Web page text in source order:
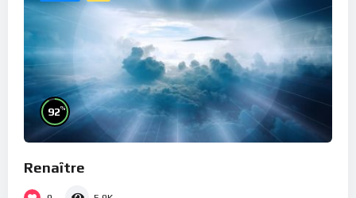
92%
Renaître